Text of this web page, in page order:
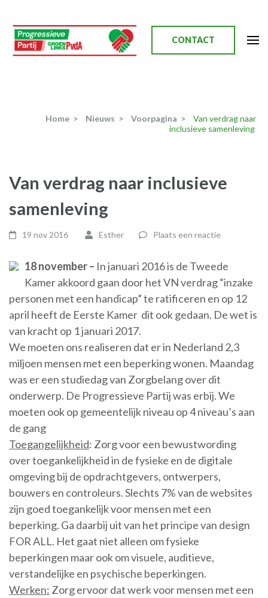
naar
inhoud
(Druk
CONTACT
Home > Nieuws > Voorpagina >
Van verdrag naar
inclusieve samenleving
Van verdrag naar inclusieve
samenleving
19 nov 2016 Esther Plaats een reactie
18 november – In januari 2016 is de Tweede
Kamer akkoord gaan door het VN verdrag “inzake
personen met een handicap” te ratificeren en op 12
april heeft de Eerste Kamer dit ook gedaan. De wet is
van kracht op 1 januari 2017.
We moeten ons realiseren dat er in Nederland 2,3
miljoen mensen met een beperking wonen. Maandag
was er een studiedag van Zorgbelang over dit
onderwerp. De Progressieve Partij was erbij. We
moeten ook op gemeentelijk niveau op 4 niveau’s aan
de gang
Toegangelijkheid: Zorg voor een bewustwording
over toegankelijkheid in de fysieke en de digitale
omgeving bij de opdrachtgevers, ontwerpers,
bouwers en controleurs. Slechts 7% van de websites
zijn goed toegankelijk voor mensen met een
beperking. Ga daarbij uit van het principe van design
FOR ALL. Het gaat niet alleen om fysieke
beperkingen maar ook om visuele, auditieve,
verstandelijke en psychische beperkingen.
Werken: Zorg ervoor dat werk voor mensen met een